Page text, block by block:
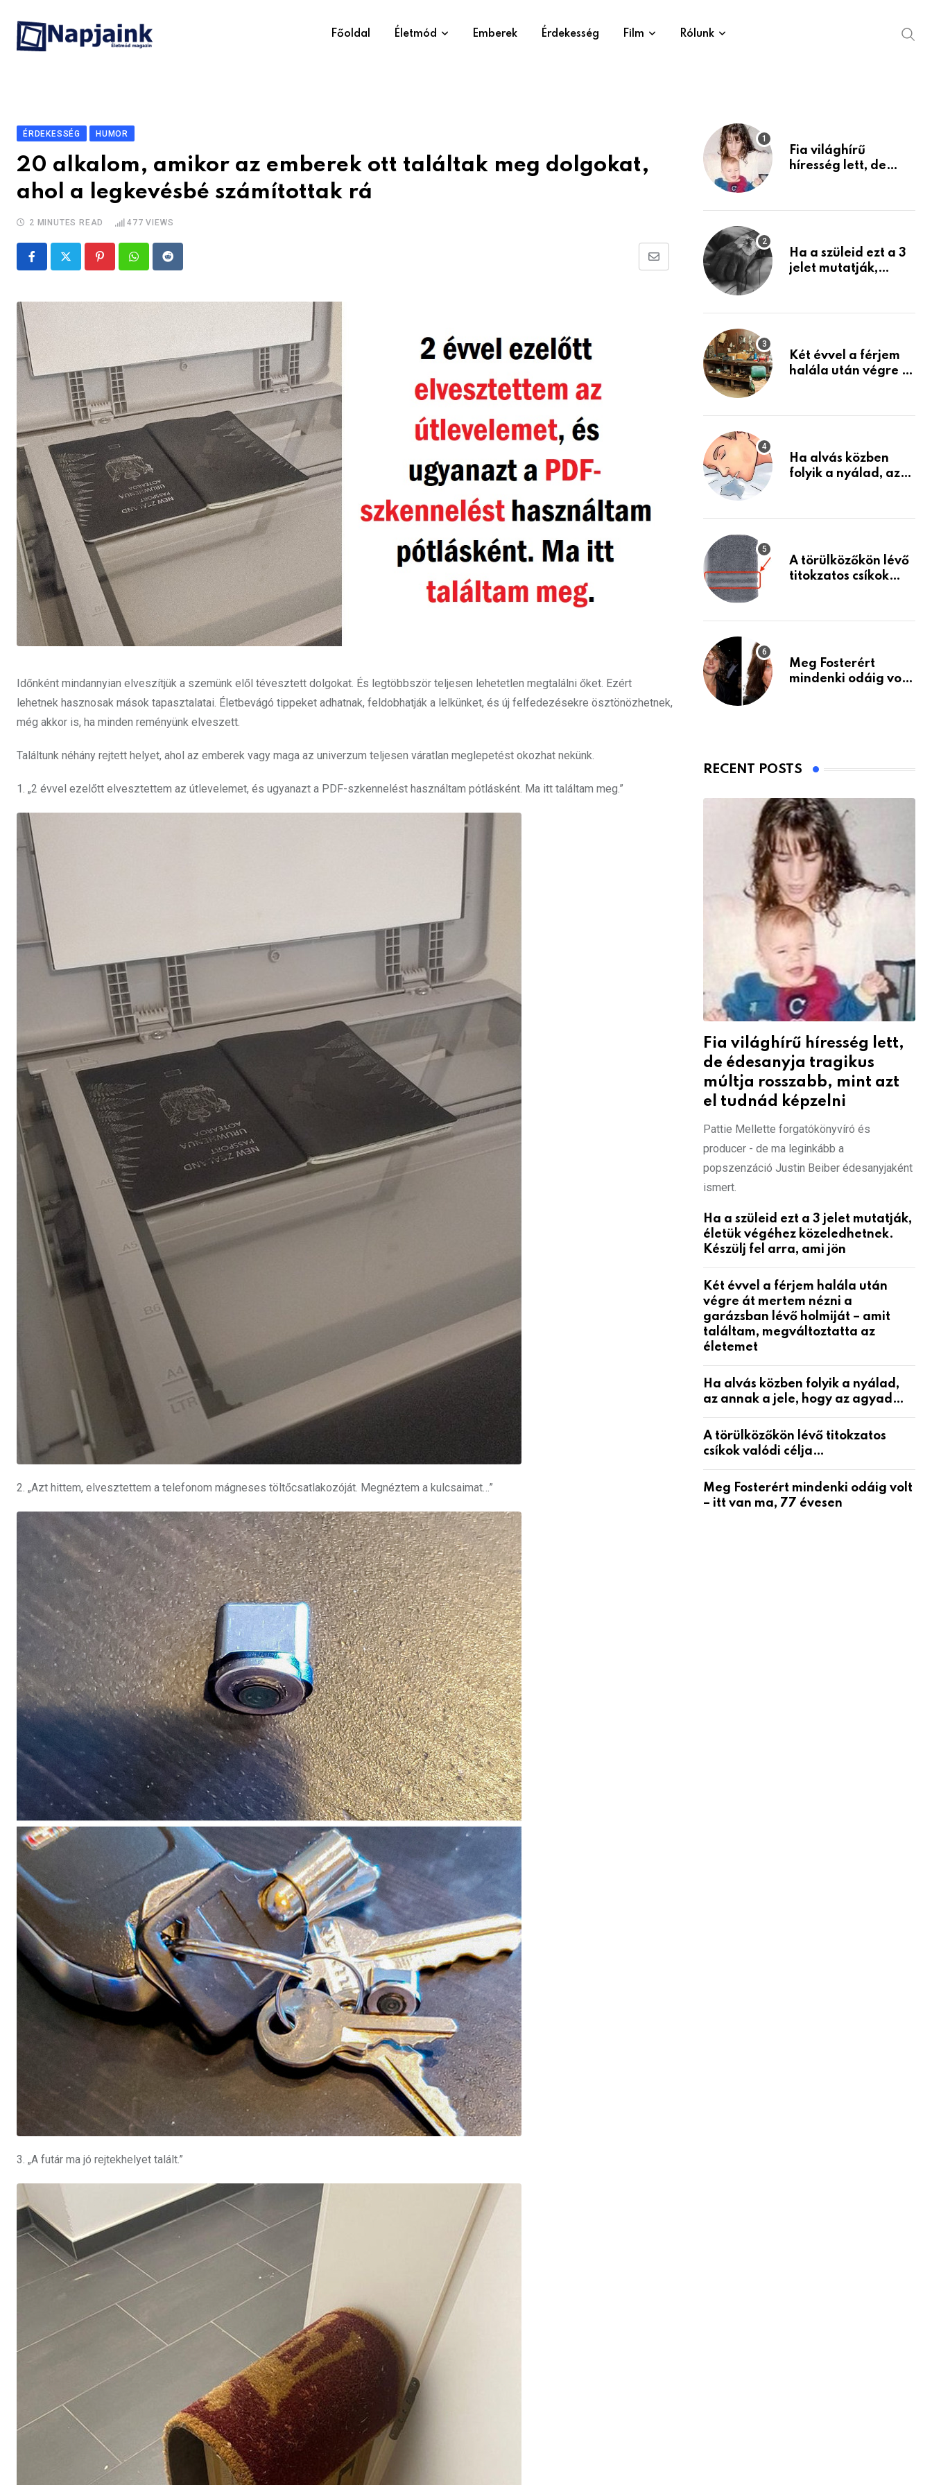
content
Főoldal Életmód Emberek Érdekesség Film Rólunk
ÉRDEKESSÉG HUMOR
20 alkalom, amikor az emberek ott találtak meg dolgokat,
ahol a legkevésbé számítottak rá
2 MINUTES READ 477 VIEWS
PinterestWhatsappReddit
Share
Időnként mindannyian elveszítjük a szemünk elől tévesztett dolgokat. És legtöbbször teljesen lehetetlen megtalálni őket. Ezért
lehetnek hasznosak mások tapasztalatai. Életbevágó tippeket adhatnak, feldobhatják a lelkünket, és új felfedezésekre ösztönözhetnek,
még akkor is, ha minden reményünk elveszett.
Találtunk néhány rejtett helyet, ahol az emberek vagy maga az univerzum teljesen váratlan meglepetést okozhat nekünk.
1. „2 évvel ezelőtt elvesztettem az útlevelemet, és ugyanazt a PDF-szkennelést használtam pótlásként. Ma itt találtam meg.”
2. „Azt hittem, elvesztettem a telefonom mágneses töltőcsatlakozóját. Megnéztem a kulcsaimat…”
3. „A futár ma jó rejtekhelyet talált.”
Fia világhírű
híresség lett, de
mint azt el tudnád
Ha a szüleid ezt a 3
jelet mutatják,
Készülj fel arra, ami
Két évvel a férjem
halála után végre át
holmiját – amit
életemet
Ha alvás közben
folyik a nyálad, az
A törülközőkön lévő
titokzatos csíkok
Meg Fosterért
mindenki odáig volt
RECENT POSTS
Fia világhírű híresség lett,
de édesanyja tragikus
múltja rosszabb, mint azt
el tudnád képzelni
Pattie Mellette forgatókönyvíró és
producer - de ma leginkább a
popszenzáció Justin Beiber édesanyjaként
ismert.
Ha a szüleid ezt a 3 jelet mutatják,
életük végéhez közeledhetnek.
Készülj fel arra, ami jön
Két évvel a férjem halála után
végre át mertem nézni a
garázsban lévő holmiját – amit
találtam, megváltoztatta az
életemet
Ha alvás közben folyik a nyálad,
az annak a jele, hogy az agyad…
A törülközőkön lévő titokzatos
csíkok valódi célja…
Meg Fosterért mindenki odáig volt
– itt van ma, 77 évesen